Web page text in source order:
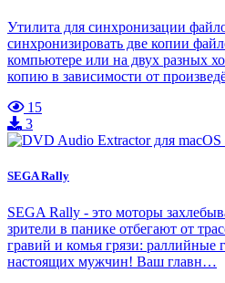
Утилита для синхронизации
синхронизировать две копии
компьютере или на двух разных
копию в зависимости от
15
3
SEGA Rally
SEGA Rally - это моторы
зрители в панике отбегают от
гравий и комья грязи: раллийные
настоящих мужчин! Ваш главн…